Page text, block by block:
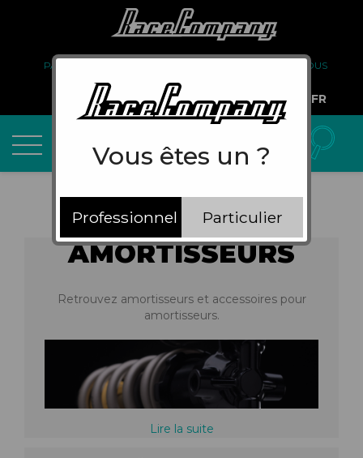
PARTENARIAT
À PROPOS DE NOUS
COMPTE PRO
FR
AMORTISSEURS
Retrouvez amortisseurs et accessoires pour
amortisseurs.
Lire la suite
Vous êtes un ?
Professionnel Particulier